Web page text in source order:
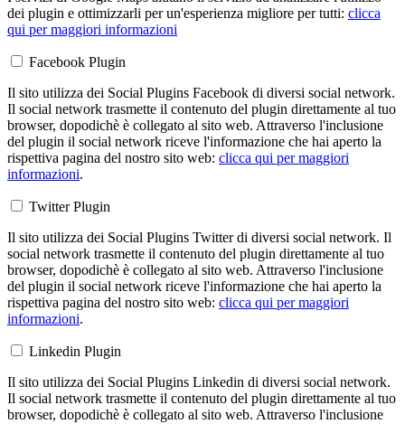
dei plugin e ottimizzarli per un'esperienza migliore per tutti: clicca
qui per maggiori informazioni
Facebook Plugin
Il sito utilizza dei Social Plugins Facebook di diversi social network.
Il social network trasmette il contenuto del plugin direttamente al tuo
browser, dopodichè è collegato al sito web. Attraverso l'inclusione
del plugin il social network riceve l'informazione che hai aperto la
rispettiva pagina del nostro sito web: clicca qui per maggiori
informazioni.
Twitter Plugin
Il sito utilizza dei Social Plugins Twitter di diversi social network. Il
social network trasmette il contenuto del plugin direttamente al tuo
browser, dopodichè è collegato al sito web. Attraverso l'inclusione
del plugin il social network riceve l'informazione che hai aperto la
rispettiva pagina del nostro sito web: clicca qui per maggiori
informazioni.
Linkedin Plugin
Il sito utilizza dei Social Plugins Linkedin di diversi social network.
Il social network trasmette il contenuto del plugin direttamente al tuo
browser, dopodichè è collegato al sito web. Attraverso l'inclusione